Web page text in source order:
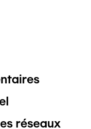
réseaux